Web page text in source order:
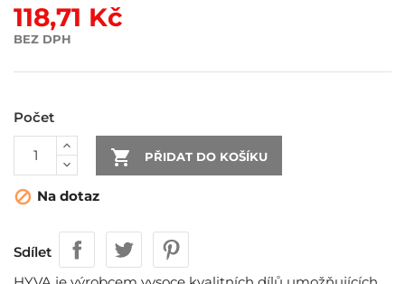
118,71 Kč
BEZ DPH
Počet
 PŘIDAT DO KOŠÍKU
 Na dotaz
Sdílet